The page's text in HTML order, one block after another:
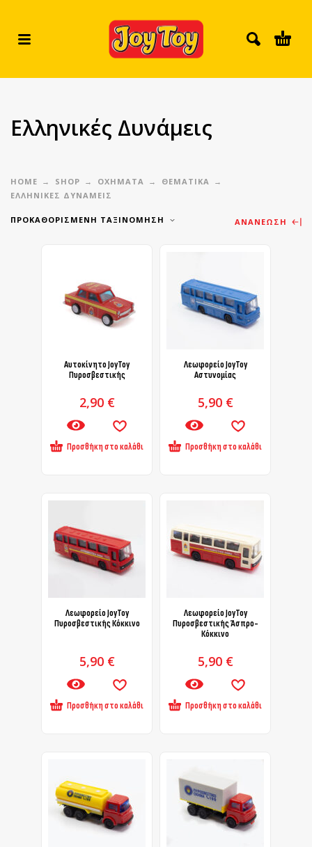
Ελληνικές Δυνάμεις
HOME SHOP ΟΧΗΜΑΤΑ
ΘΕΜΑΤΙΚΑ
ΕΛΛΗΝΙΚΈΣ ΔΥΝΆΜΕΙΣ
ΠΡΟΚΑΘΟΡΙΣΜΈΝΗ ΤΑΞΙΝΌΜΗΣΗ ΑΝΑΝΈΩΣΗ
Αυτοκίνητο JoyToy
Πυροσβεστικής
2,90 €
Προσθήκη στο καλάθι
Λεωφορείο JoyToy
Αστυνομίας
5,90 €
Προσθήκη στο καλάθι
Λεωφορείο JoyToy
Πυροσβεστικής Κόκκινο
5,90 €
Προσθήκη στο καλάθι
Λεωφορείο JoyToy
Πυροσβεστικής Άσπρο-
Κόκκινο
5,90 €
Προσθήκη στο καλάθι